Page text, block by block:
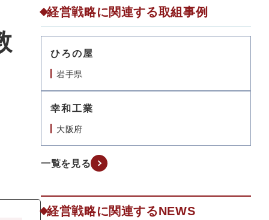
経営戦略に関連する取組事例
ひろの屋
岩手県
幸和工業
大阪府
一覧を見る
経営戦略に関連するNEWS